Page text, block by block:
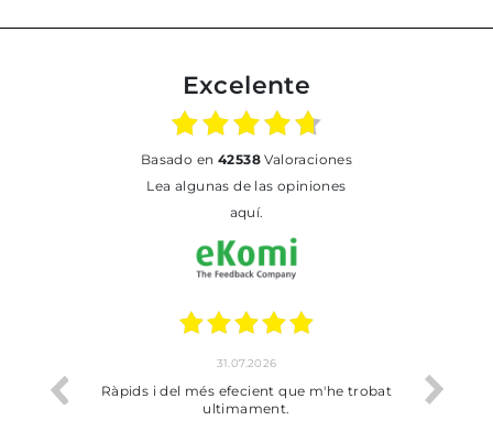
Excelente
basado en 42538Valoraciones
Lea algunas de las opiniones
aquí.
m'he trobat
17.07.2026
Bien pero soy de Vilafranca y no me ha
dejado recoger en tienda